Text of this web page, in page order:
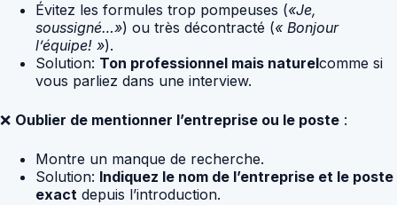
Évitez les formules trop pompeuses («Je,
soussigné…») ou très décontracté (« Bonjour
l’équipe! »).
Solution: Ton professionnel mais naturelcomme si
vous parliez dans une interview.
❌ Oublier de mentionner l’entreprise ou le poste :
Montre un manque de recherche.
Solution: Indiquez le nom de l’entreprise et le poste
exact depuis l’introduction.